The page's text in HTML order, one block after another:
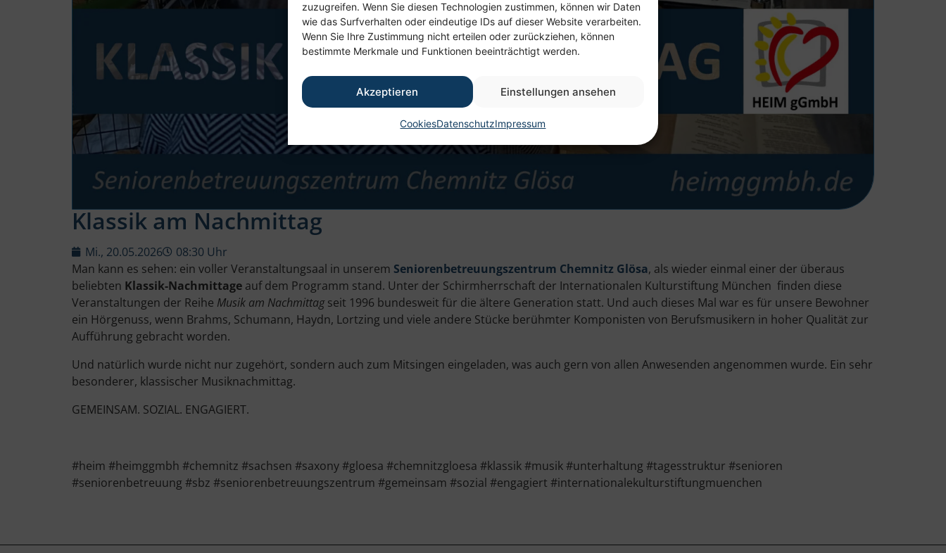
zuzugreifen. Wenn Sie diesen Technologien zustimmen, können wir Daten
wie das Surfverhalten oder eindeutige IDs auf dieser Website verarbeiten.
Wenn Sie Ihre Zustimmung nicht erteilen oder zurückziehen, können
bestimmte Merkmale und Funktionen beeinträchtigt werden.
Akzeptieren Einstellungen ansehen
CookiesDatenschutzImpressum
Klassik am Nachmittag
Mi., 20.05.2026
08:30 Uhr
Man kann es sehen: ein voller Veranstaltungsaal in unserem Seniorenbetreuungszentrum Chemnitz Glösa, als wieder einmal einer der überaus
beliebten Klassik-Nachmittage auf dem Programm stand. Unter der Schirmherrschaft der Internationalen Kulturstiftung München finden diese
Veranstaltungen der Reihe Musik am Nachmittagseit 1996 bundesweit für die ältere Generation statt. Und auch dieses Mal war es für unsere Bewohner
ein Hörgenuss, wenn Brahms, Schumann, Haydn, Lortzing und viele andere Stücke berühmter Komponisten von Berufsmusikern in hoher Qualität zur
Aufführung gebracht worden.
Und natürlich wurde nicht nur zugehört, sondern auch zum Mitsingen eingeladen, was auch gern von allen Anwesenden angenommen wurde. Ein sehr
besonderer, klassischer Musiknachmittag.
GEMEINSAM. SOZIAL. ENGAGIERT.
#heim #heimggmbh #chemnitz #sachsen #saxony #gloesa #chemnitzgloesa #klassik #musik #unterhaltung #tagesstruktur #senioren
#seniorenbetreuung #sbz #seniorenbetreuungszentrum #gemeinsam #sozial #engagiert #internationalekulturstiftungmuenchen